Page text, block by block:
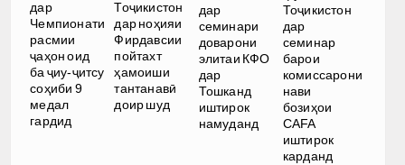
дар
Чемпионати
расмии
ҷаҳон оид
ба ҷиу-ҷитсу
соҳиби 9
медал
гардид
Тоҷикистон
дар ноҳияи
Фирдавсии
пойтахт
ҳамоиши
тантанавӣ
доир шуд
дар
семинари
доварони
элитаи КФО
дар
Тошканд
иштирок
намуданд
Тоҷикистон
дар
семинар
барои
комиссарони
нави
бозиҳои
CAFA
иштирок
карданд